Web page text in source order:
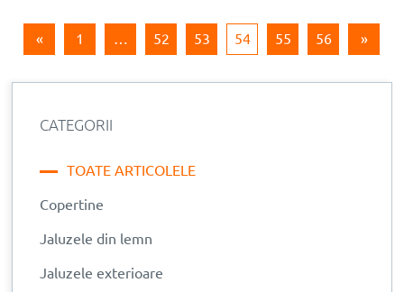
« 1 … 52 53 54 55 56 »
CATEGORII
TOATE ARTICOLELE
Copertine
Jaluzele din lemn
Jaluzele exterioare